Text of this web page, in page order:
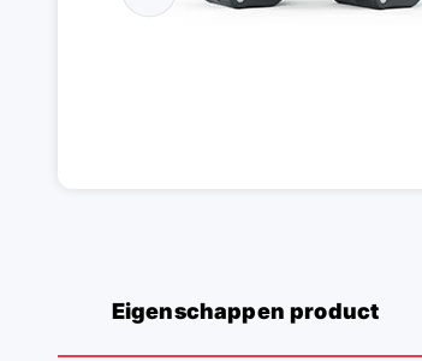
Eigenschappen product